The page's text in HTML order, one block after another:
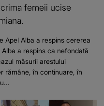
femeii ucise
Apel Alba a respins cererea
a respins ca nefondată
măsurii arestului
rămâne, în continuare, în